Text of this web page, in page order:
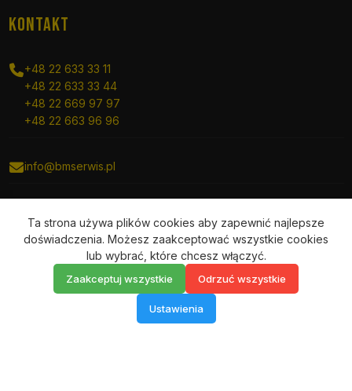
KONTAKT
+48 22 633 33 11
+48 22 633 33 44
+48 22 669 97 97
+48 22 663 96 96
info@bmserwis.pl
BNP PARIBAS
SWIFT: PPABPLPK
16 1600 1286 1843 2450 1000 0001
Ta strona używa plików cookies aby zapewnić najlepsze
doświadczenia. Możesz zaakceptować wszystkie cookies
lub wybrać, które chcesz włączyć.
Zaakceptuj wszystkie Odrzuć wszystkie
Ustawienia